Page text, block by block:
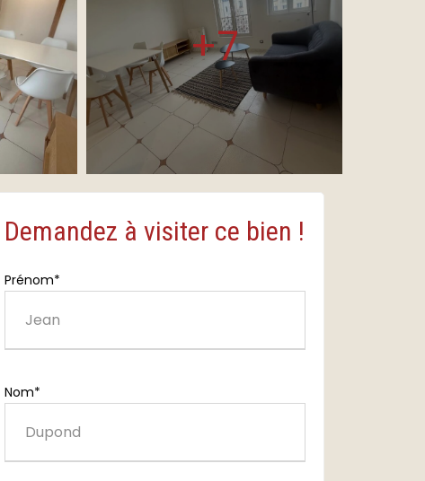
+7
Demandez à visiter ce bien !
Prénom*
Nom*